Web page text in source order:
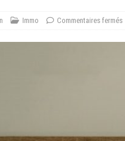
Immo Commentaires fermés